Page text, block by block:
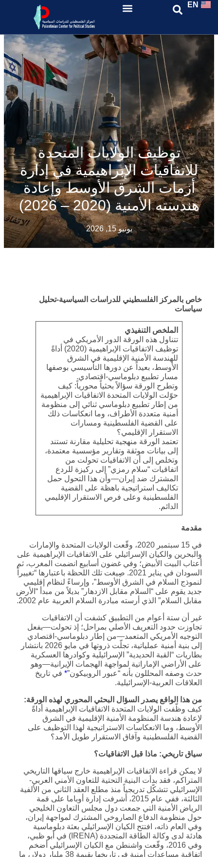
EN
توظيف الولايات المتحدة
للاتفاقيات الإبراهيمية في إدارة
أزمات الشرق الأوسط وإعادة
هندسته الأمنية (2020 – 2026)
يونيو 15, 2026
خاص بالمركز الفلسطيني للدراسات السياسية-تحليل
سياسات
الملخص التنفيذي
تتناول هذه الورقة الدور الأمريكي في
توظيف الاتفاقيات الإبراهيمية (2020) أداةً
للهندسة الأمنية الإقليمية في الشرق
الأوسط، بعيداً عن دورها التأسيسي بوصفها
مسار تطبيع دبلوماسي-اقتصادي.
وتطرح الورقة سؤالاً بحثياً محورياً: كيف
حوّلت الولايات المتحدة الاتفاقيات الإبراهيمية
من إطار تطبيع دبلوماسي ثنائي إلى منظومة
أمنية متعددة الأطراف، وما انعكاسات ذلك
على القضية الفلسطينية ومسارات
الاستقرار الإقليمي؟
تعتمد الورقة منهجية تحليلية مقارنة تستند
إلى بيانات موثقة وتقارير مؤسسية معتمدة،
وتخلص إلى أن الاتفاقيات تحولت من
اتفاقيات “سلام رمزي” إلى ركيزة للردع
المشترك ضد إيران—وأن هذا التحول حمل
تكاليف استراتيجية باهظة على القضية
الفلسطينية وعلى فرص الاستقرار الإقليمي
الدائم.
مقدمة
في 15 سبتمبر 2020، وقّعت الولايات المتحدة والإمارات
والبحرين والكيان الإسرائيلي على الاتفاقيات الإبراهيمية على
أعتاب البيت الأبيض؛ وفي غضون أسابيع انضمت المغرب، ثم
السودان في يناير 2021. صِيغت تلك اللحظة باعتبارها “تغييراً
لنموذج السلام في الشرق الأوسط”، وإرساءً لنظام إقليمي
جديد يقوم على “السلام مقابل الازدهار” بديلاً من مبدأ “الأرض
مقابل السلام” الذي أرسته مبادرة السلام العربية عام 2002.
غير أن ستة أعوام من التطبيق كشفت أن الاتفاقيات
تجاوزت حدود التعريف الأصلي بمراحل؛ إذ تحولت—بفعل
التوجيه الأمريكي المتعمد—من إطار دبلوماسي-اقتصادي
إلى بنية أمنية عملياتية، تجلّت ذروتها في مايو 2026 بانتشار
بطاريات “القبة الحديدية” الإسرائيلية وكوادرها العسكرية
على الأراضي الإماراتية لمواجهة الهجمات الإيرانية—وهو
حدث وصفه المحللون بأنه “عبور الروبيكون”* في تاريخ
العلاقات العربية-الإسرائيلية.
من هذا الواقع يصدر السؤال البحثي المحوري لهذه الورقة:
كيف وظّفت الولايات المتحدة الاتفاقيات الإبراهيمية أداةً
لإعادة هندسة المنظومة الأمنية الإقليمية في الشرق
الأوسط، وما الانعكاسات الاستراتيجية لهذا التوظيف على
القضية الفلسطينية وآفاق الاستقرار طويل الأمد؟
سياق تاريخي: ماذا قبل الاتفاقيات؟
لا يمكن قراءة الاتفاقيات الإبراهيمية خارج سياقها التاريخي
المتراكم، فقد بدأت البنية التحتية للتعاون الأمني العربي-
الإسرائيلي تتشكّل تدريجياً منذ مطلع العقد الثاني من الألفية
الثالثة، ففي عام 2015، أشرفت إدارة أوباما على قمة
الرياض الأمنية التي جمعت دول مجلس التعاون الخليجي
حول منظومة الدفاع الصاروخي المشترك لمواجهة إيران،
وفي العام ذاته، افتتح الكيان الإسرائيلي بعثة دبلوماسية
هادئة لدى وكالة الطاقة المتجددة (IRENA) في أبو ظبي،
وفي 2016، وقّعت واشنطن مع الكيان الإسرائيلي أضخم
اتفاقية مساعدات أمنية في تاريخها بقيمة 38 مليار دولار، ما